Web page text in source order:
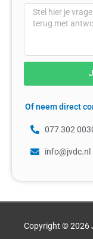
Of neem direct
077 302
info@jvdc.nl
Copyright © 2026